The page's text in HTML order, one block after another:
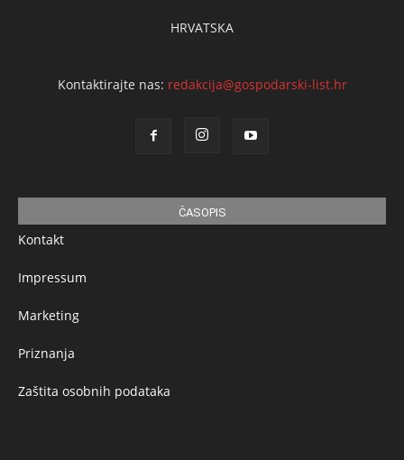
HRVATSKA
Kontaktirajte nas: redakcija@gospodarski-list.hr
ČASOPIS
Kontakt
Impressum
Marketing
Priznanja
Zaštita osobnih podataka